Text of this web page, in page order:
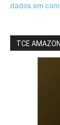
dados em
TCE